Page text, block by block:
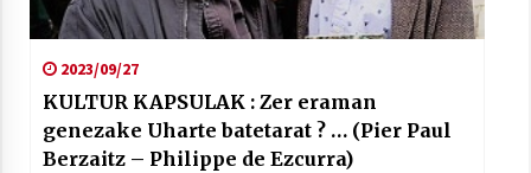
2023/09/27
KULTUR KAPSULAK : Zer eraman
genezake Uharte batetarat ? … (Pier Paul
Berzaitz – Philippe de Ezcurra)